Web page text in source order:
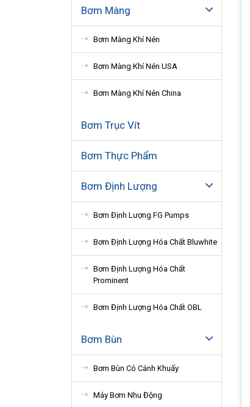
Bơm Màng
Bơm Màng Khí Nén
Bơm Màng Khí Nén USA
Bơm Màng Khí Nén China
Bơm Trục Vít
Bơm Thực Phẩm
Bơm Định Lượng
Bơm Định Lượng FG Pumps
Bơm Định Lượng Hóa Chất Bluwhite
Bơm Định Lượng Hóa Chất
Prominent
Bơm Định Lượng Hóa Chất OBL
Bơm Bùn
Bơm Bùn Có Cánh Khuấy
Máy Bơm Nhu Động